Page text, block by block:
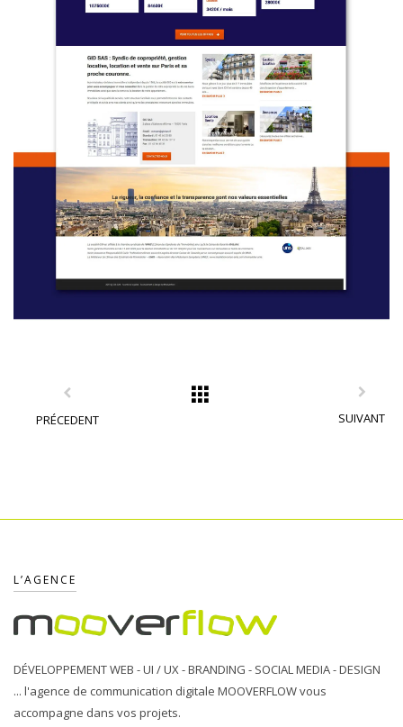
PRÉCEDENT SUIVANT
L’AGENCE
DÉVELOPPEMENT WEB - UI / UX - BRANDING - SOCIAL MEDIA - DESIGN
... l'agence de communication digitale MOOVERFLOW vous
accompagne dans vos projets.